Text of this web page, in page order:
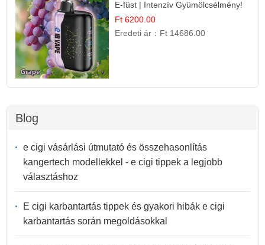
E-füst | Intenzív Gyümölcsélmény!
Ft 6200.00
Eredeti ár： Ft 14686.00
Blog
e cigi vásárlási útmutató és összehasonlítás
kangertech modellekkel - e cigi tippek a legjobb
választáshoz
E cigi karbantartás tippek és gyakori hibák e cigi
karbantartás során megoldásokkal